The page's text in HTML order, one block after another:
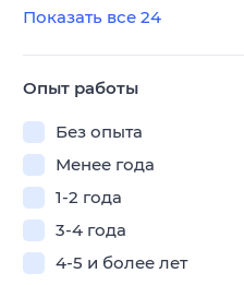
Показать все 24
Опыт работы
Без опыта
Менее года
1-2 года
3-4 года
4-5 и более лет